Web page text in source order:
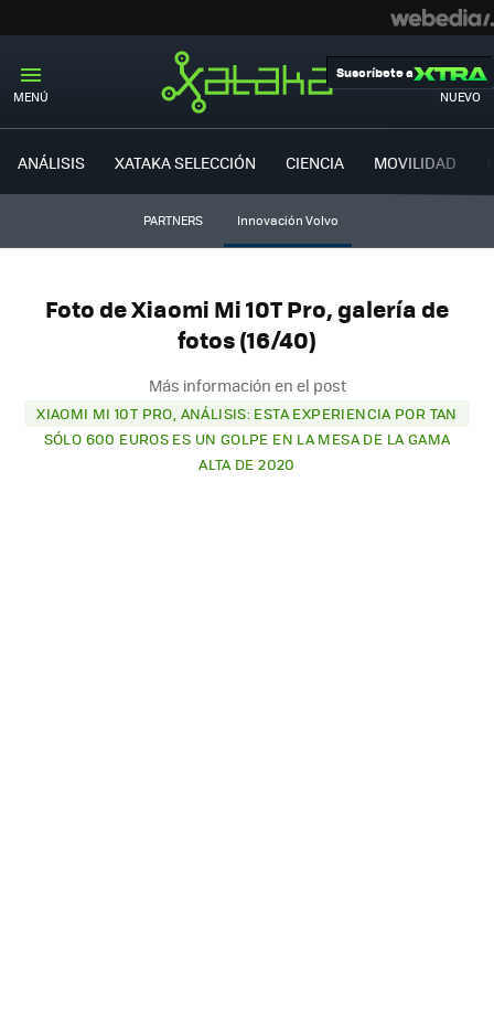
MENÚ NUEVO
Suscríbete a
ANÁLISIS XATAKA SELECCIÓN CIENCIA MOVILIDAD
PARTNERS Innovación Volvo
Foto de Xiaomi Mi 10T Pro, galería de
fotos (16/40)
Más información en el post
XIAOMI MI 10T PRO, ANÁLISIS: ESTA EXPERIENCIA POR TAN
SÓLO 600 EUROS ES UN GOLPE EN LA MESA DE LA GAMA
ALTA DE 2020